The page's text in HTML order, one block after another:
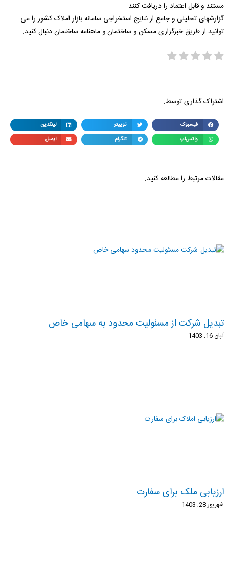
مستند و قابل اعتماد را دریافت کنند.
گزارشهای تحلیلی و جامع از نتایج استخراجی سامانه بازار املاک کشور را می
توانید از طریق خبرگزاری مسکن و ساختمان و ماهنامه ساختمان دنبال کنید.
اشتراک گذاری توسط:
فیسبوک توییتر
لینکدین
واتس‌اپ
تلگرام ایمیل
مقالات مرتبط را مطالعه کنید:
تبدیل شرکت از مسئولیت محدود به سهامی خاص
آبان 16, 1403
ارزیابی ملک برای سفارت
شهریور 28, 1403